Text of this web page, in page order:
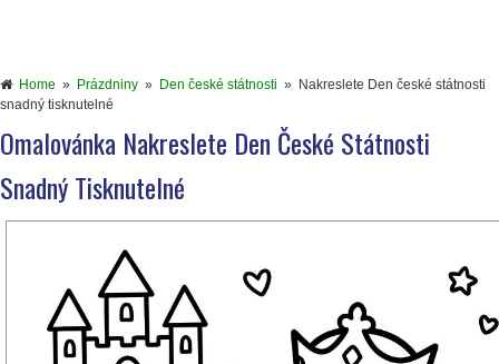
Home » Prázdniny » Den české státnosti » Nakreslete Den české státnosti
snadný tisknutelné
Omalovánka Nakreslete Den České Státnosti
Snadný Tisknutelné